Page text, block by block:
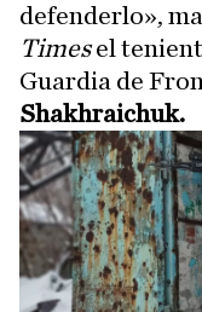
defenderlo»,
Timesel
Guardia de
Shakhraichuk.